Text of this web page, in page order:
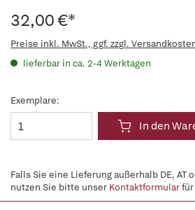
32,00 €*
Preise inkl. MwSt., ggf. zzgl.
lieferbar in ca. 2-4 Werktagen
Exemplare:
In den
Falls Sie eine Lieferung außerhalb DE, AT
nutzen Sie bitte unser Kontaktformularfür